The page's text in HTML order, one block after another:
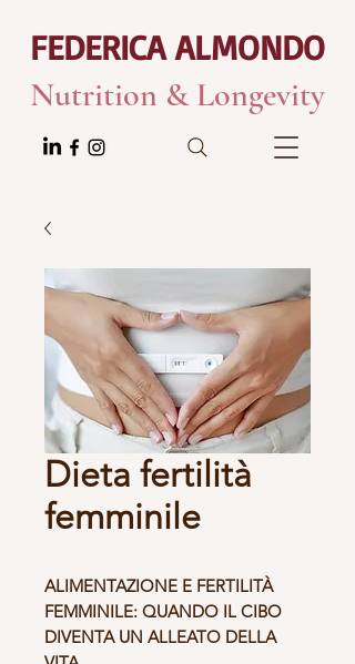
FEDERICA ALMONDO
Nutrition & Longevity
Dieta fertilità
femminile
ALIMENTAZIONE E FERTILITÀ
FEMMINILE: QUANDO IL CIBO
DIVENTA UN ALLEATO DELLA